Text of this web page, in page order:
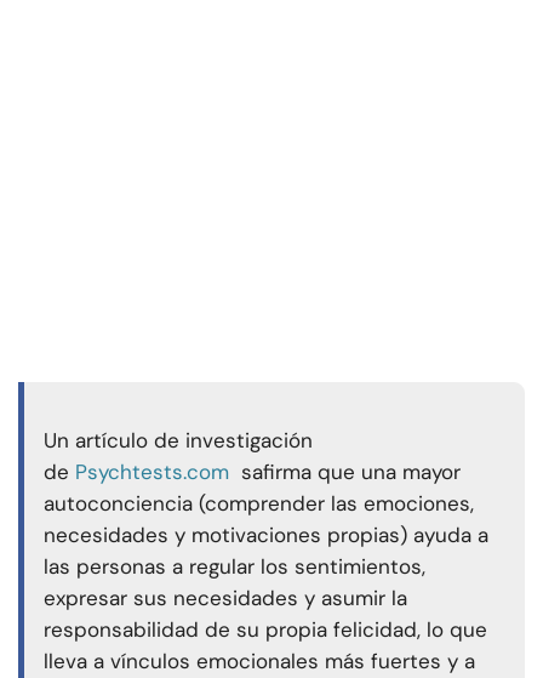
Un artículo de investigación
de Psychtests.com safirma que una mayor
autoconciencia (comprender las emociones,
necesidades y motivaciones propias) ayuda a
las personas a regular los sentimientos,
expresar sus necesidades y asumir la
responsabilidad de su propia felicidad, lo que
lleva a vínculos emocionales más fuertes y a